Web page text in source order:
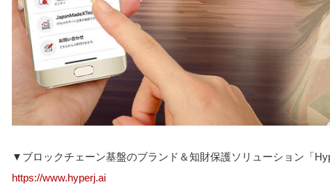
▼ブロックチェーン基盤のブランド＆知財保護ソリューション「
https://www.hyperj.ai